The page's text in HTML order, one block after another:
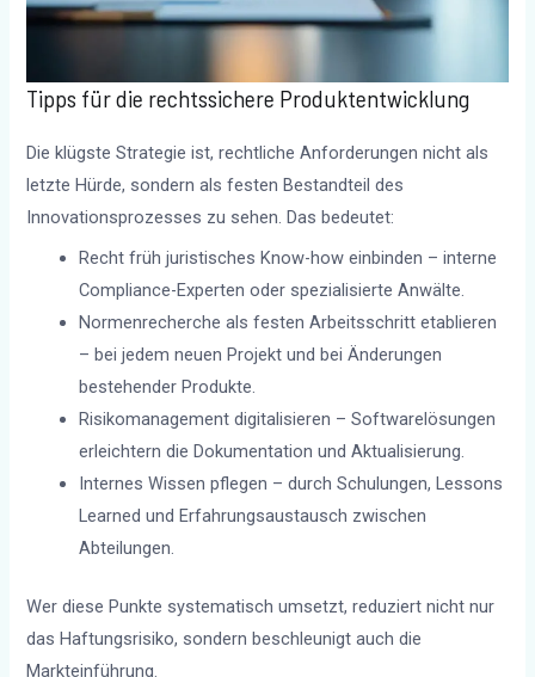
Tipps für die rechtssichere Produktentwicklung
Die klügste Strategie ist, rechtliche Anforderungen nicht als
letzte Hürde, sondern als festen Bestandteil des
Innovationsprozesses zu sehen. Das bedeutet:
Recht früh juristisches Know-how einbinden – interne
Compliance-Experten oder spezialisierte Anwälte.
Normenrecherche als festen Arbeitsschritt etablieren
– bei jedem neuen Projekt und bei Änderungen
bestehender Produkte.
Risikomanagement digitalisieren – Softwarelösungen
erleichtern die Dokumentation und Aktualisierung.
Internes Wissen pflegen – durch Schulungen, Lessons
Learned und Erfahrungsaustausch zwischen
Abteilungen.
Wer diese Punkte systematisch umsetzt, reduziert nicht nur
das Haftungsrisiko, sondern beschleunigt auch die
Markteinführung.